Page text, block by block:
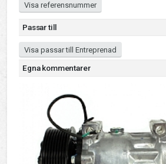
Visa referensnummer
Passar till
Visa passar till Entreprenad
Egna kommentarer